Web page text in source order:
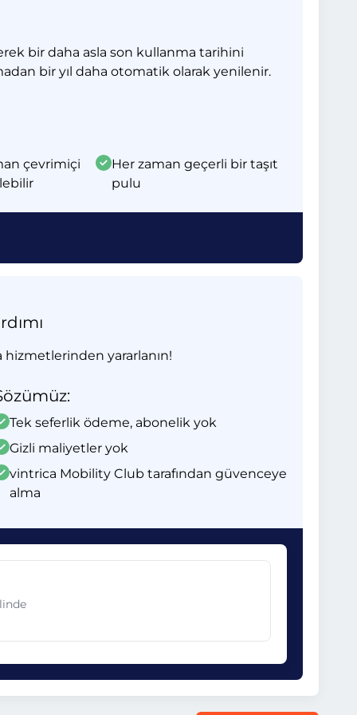
bir daha asla son kullanma tarihini
bir yıl daha otomatik olarak yenilenir.
çevrimiçi
Her zaman geçerli bir taşıt
pulu
yararlanın!
Tek seferlik ödeme, abonelik yok
Gizli maliyetler yok
vintrica Mobility Club tarafından güvenceye
alma